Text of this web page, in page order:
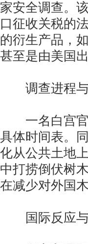
家安全调查。
口征收关税的
的衍生产品，
甚至是由美国
调查进程与
一名白宫官
具体时间表。
化从公共土地
中打捞倒伏树
在减少对外国
国际反应与